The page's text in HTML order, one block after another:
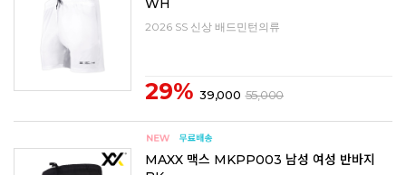
WH
2026 SS 신상 배드민턴의류
29% 39,000 55,000
MAXX 맥스 MKPP003 남성 여성 반바지